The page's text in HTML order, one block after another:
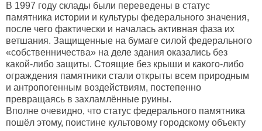
В 1997 году склады были переведены в статус
памятника истории и культуры федерального значения,
после чего фактически и началась активная фаза их
ветшания. Защищенные на бумаге силой федерального
«собственничества» на деле здания оказались без
какой-либо защиты. Стоящие без крыши и какого-либо
ограждения памятники стали открыты всем природным
и антропогенным воздействиям, постепенно
превращаясь в захламлённые руины.
Вполне очевидно, что статус федерального памятника
пошёл этому, поистине культовому городскому объекту